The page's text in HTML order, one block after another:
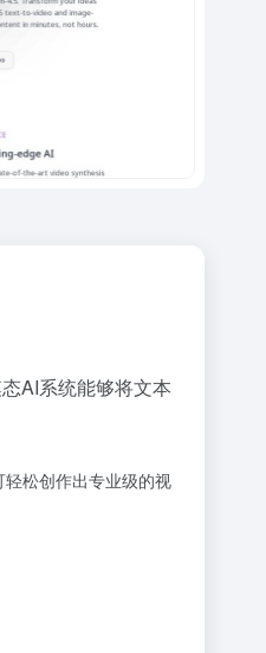
AI系统能够将文本
松创作出专业级的视